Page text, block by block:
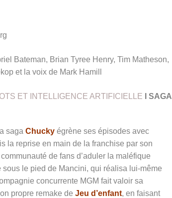
Bateman, Brian Tyree Henry, Tim Matheson,
et la voix de Mark Hamill
ET INTELLIGENCE ARTIFICIELLE
SAGA
saga Chucky égrène ses épisodes avec
la reprise en main de la franchise par son
de fans d’aduler la maléfique
le pied de Mancini, qui réalisa lui-même
concurrente MGM fait valoir sa
propre remake de Jeu d’enfant, en faisant